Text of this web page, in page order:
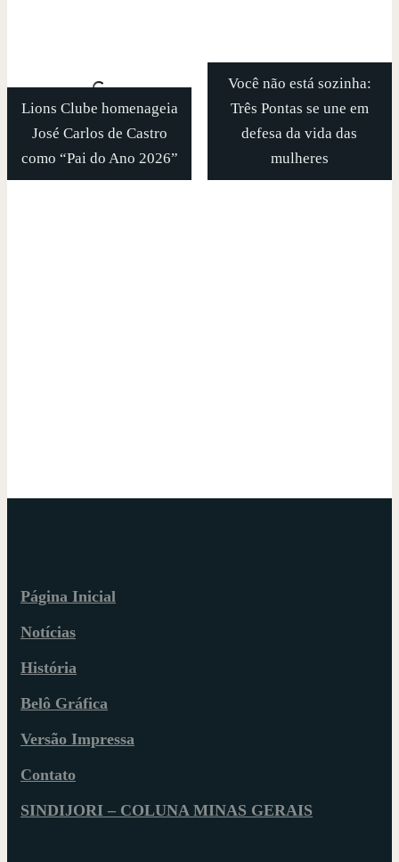
Lions Clube homenageia
José Carlos de Castro
como “Pai do Ano 2026”
Você não está sozinha:
Três Pontas se une em
defesa da vida das
mulheres
Página Inicial
Notícias
História
Belô Gráfica
Versão Impressa
Contato
SINDIJORI – COLUNA MINAS GERAIS